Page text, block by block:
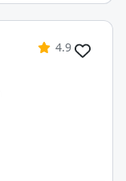
4.9